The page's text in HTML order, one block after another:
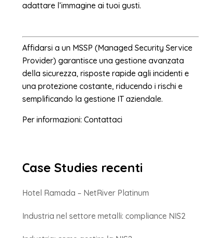
adattare l’immagine ai tuoi gusti.
Affidarsi a un MSSP (Managed Security Service
Provider) garantisce una gestione avanzata
della sicurezza, risposte rapide agli incidenti e
una protezione costante, riducendo i rischi e
semplificando la gestione IT aziendale.
Per informazioni: Contattaci
Case Studies recenti
Hotel Ramada – NetRiver Platinum
Industria nel settore metalli: compliance NIS2